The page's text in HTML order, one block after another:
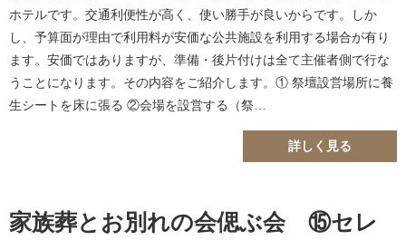
ホテルです。交通利便性が高く、使い勝手が良いからです。しか
し、予算面が理由で利用料が安価な公共施設を利用する場合が有り
ます。安価ではありますが、準備・後片付けは全て主催者側で行な
うことになります。その内容をご紹介します。① 祭壇設営場所に養
生シートを床に張る ②会場を設営する（祭…
詳しく見る
家族葬とお別れの会偲ぶ会 ⑮セレ